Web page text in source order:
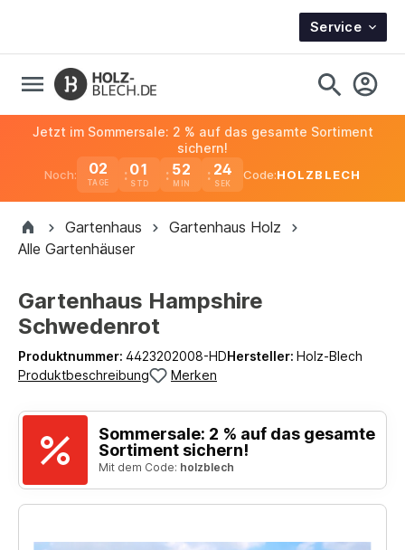
Service
Noch: 02
TAGE
01 52 23
Jetzt im Sommersale: 2 % auf das gesamte Sortiment
sichern!
Code:HOLZBLECH
Gartenhaus
Gartenhaus Holz
Alle Gartenhäuser
Gartenhaus Hampshire
Schwedenrot
Produktnummer: 4423202008-HDHersteller: Holz-Blech
Produktbeschreibung
Merken
Sommersale: 2 % auf das gesamte
Sortiment sichern!
Mit dem Code: holzblech